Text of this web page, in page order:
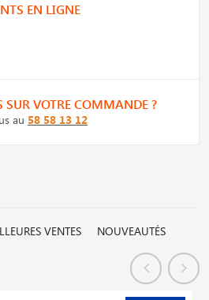
EN LIGNE
SUR VOTRE COMMANDE ?
au 58 58 13 12
VENTES NOUVEAUTÉS